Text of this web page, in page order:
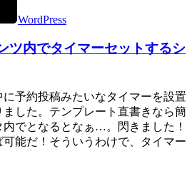
WordPress
ツ内でタイマーセットするシ
予約投稿みたいなタイマーを設置
した。テンプレート直書きなら簡
でとなるとなぁ…。閃きました！
能だ！そういうわけで、タイマー